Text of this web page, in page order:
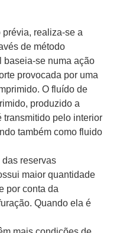
realiza-se a
de método
baseia-se numa ação
provocada por uma
O fluído de
produzido a
transmitido pelo interior
também como fluido
reservas
maior quantidade
por conta da
Quando ela é